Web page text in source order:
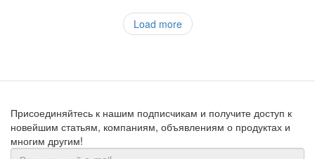
Load more
Присоединяйтесь к нашим подписчикам и получите доступ к
новейшим статьям, компаниям, объявлениям о продуктах и
многим другим!